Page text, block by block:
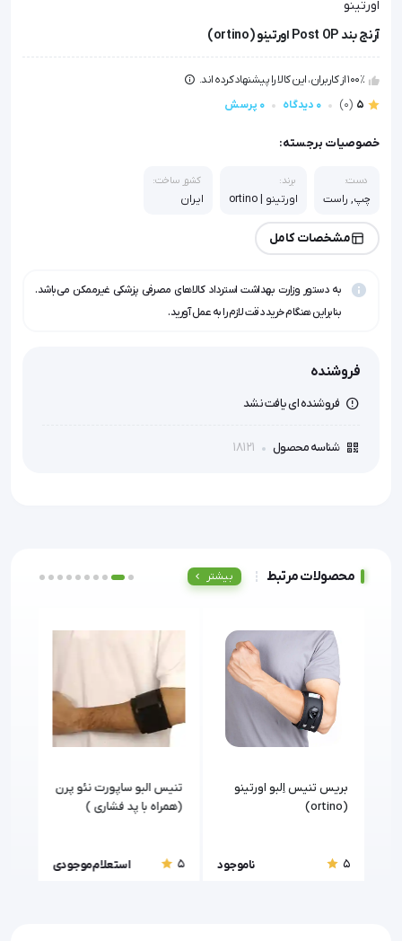
اورتینو
آرنج بند Post OP اورتینو (ortino)
100٪ از کاربران، این کالا را پیشنهاد کرده اند.
5
(0) 0 دیدگاه 0 پرسش
خصوصیات برجسته:
دست:
چپ, راست
برند:
اورتینو | ortino
کشور ساخت:
ایران
مشخصات کامل
به دستور وزارت بهداشت استرداد کالاهای مصرفی پزشکی غیرممکن می‌باشد.
بنابراین هنگام خرید دقت لازم را به عمل آورید.
فروشنده
فروشنده ای یافت نشد
شناسه محصول 18121
محصولات مرتبط بیشتر
بریس تنیس اِلبو اورتینو
(ortino)
5 ناموجود
تنیس البو ساپورت نئو پرن
(همراه با پد فشاری )
5 استعلام موجودی